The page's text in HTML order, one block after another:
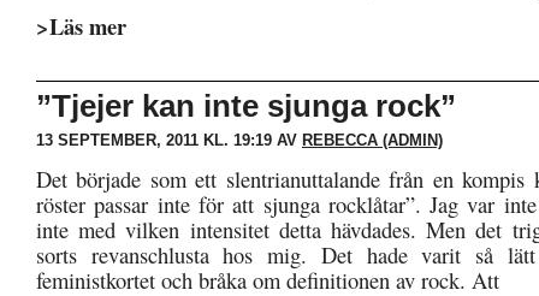
>Läs mer
”Tjejer kan inte sjunga rock”
13 SEPTEMBER, 2011 KL. 19:19 AV REBECCA (ADMIN)
Det började som ett slentrianuttalande från en kompis
röster passar inte för att sjunga rocklåtar”. Jag var
inte med vilken intensitet detta hävdades. Men det
sorts revanschlusta hos mig. Det hade varit så
feministkortet och bråka om definitionen av rock. Att